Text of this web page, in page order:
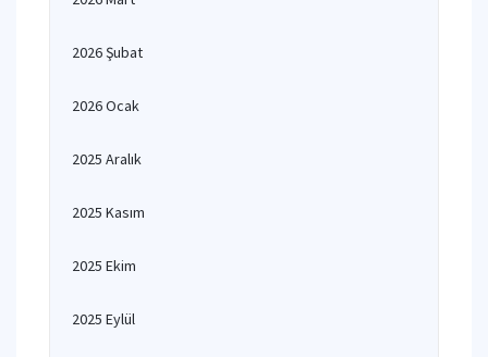
2026 Şubat
2026 Ocak
2025 Aralık
2025 Kasım
2025 Ekim
2025 Eylül